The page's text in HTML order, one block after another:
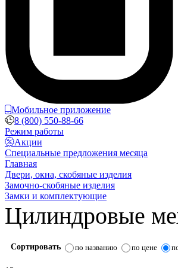
Мобильное приложение
8 (800) 550-88-66
Режим работы
Акции
Специальные предложения месяца
Главная
Двери, окна, скобяные изделия
Замочно-скобяные изделия
Замки и комплектующие
Цилиндровые
Сортировать по названию по цене